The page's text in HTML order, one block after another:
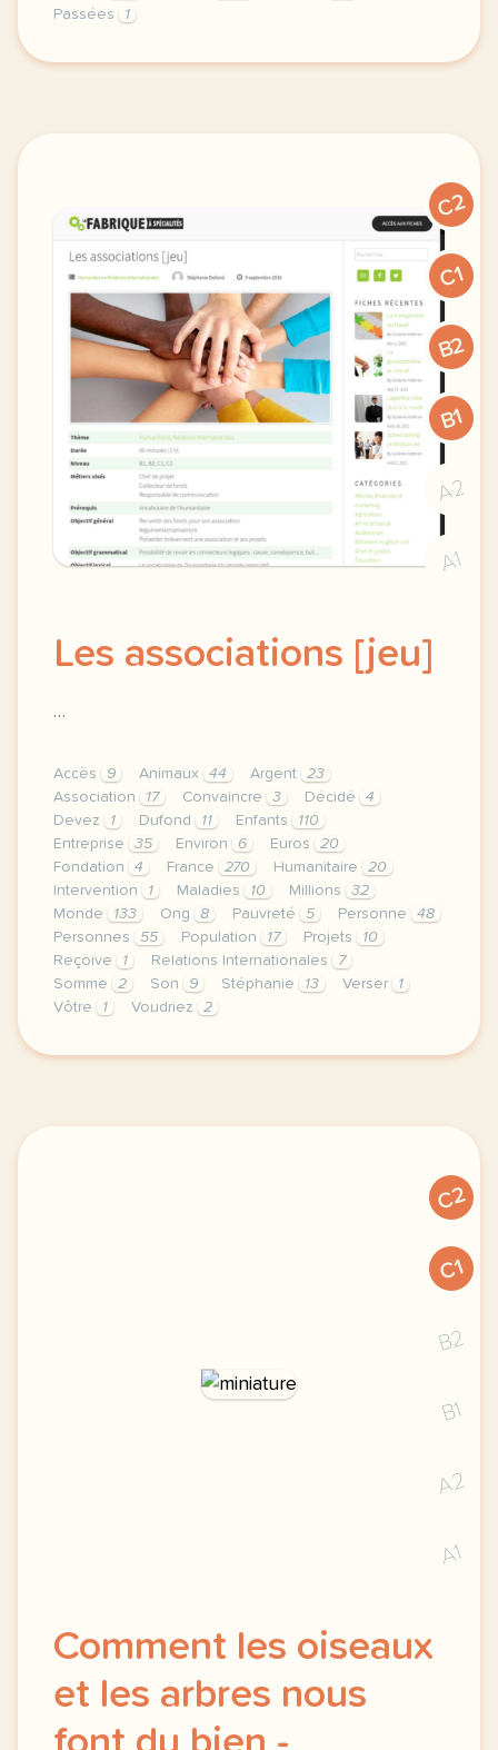
Passées 1
didomi host didomi components button cursor
C2
C1
B2
B1
A2
A1
Les associations [jeu]
…
Accès 9 Animaux 44 Argent
23
Association
17 Convaincre 3 Décidé
4
Devez
1 Dufond 11 Enfants
110
Entreprise
35 Environ 6 Euros
20
Fondation
4 France 270 Humanitaire
20
Intervention
1 Maladies 10 Millions
32
Monde
133 Ong 8 Pauvreté 5 Personne
48
Personnes
55 Population 17 Projets
10
Reçoive
1 Relations Internationales
7
Somme
2 Son 9 Stéphanie 13 Verser
1
Vôtre
1 Voudriez 2
theme humanitaire relations internationales
C2
C1
B2
B1
A2
A1
Comment les oiseaux
et les arbres nous